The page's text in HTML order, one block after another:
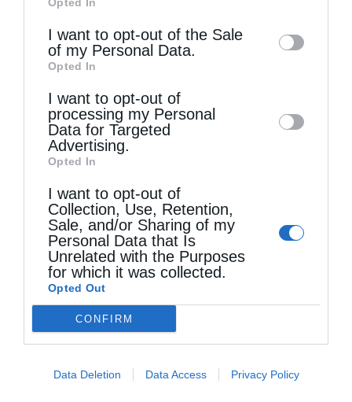
of downstream participants. This
information may also be disclosed by us to
third parties on theIAB’s List of
Downstream Participants
disclose it to other third parties.
I want to opt-out of the Sale
of my Personal Data.
Opted In
I want to opt-out of
processing my Personal
Data for Targeted
Advertising.
Opted In
I want to opt-out of
Collection, Use, Retention,
Sale, and/or Sharing of my
Personal Data that Is
Unrelated with the Purposes
for which it was collected.
Opted Out
CONFIRM
Data Deletion Data Access Privacy Policy
δρόμο...
Η εορτή της Μεταμορφώσεως του Σωτήρος σε
Μεταμόρφωση...